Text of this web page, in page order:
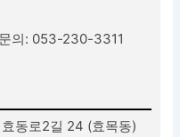
의: 053-230-3311
동로2길 24 (효목동)